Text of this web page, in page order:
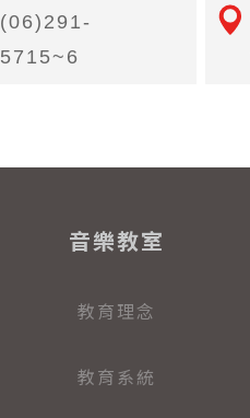
(06)291-
5715~6
音樂教室
教育理念
教育系統